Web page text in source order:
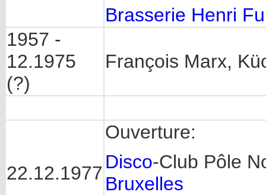
Brasserie Henri
1957 -
12.1975
(?)
François Marx,
22.12.1977
Ouverture:
Disco-Club Pôle
Bruxelles